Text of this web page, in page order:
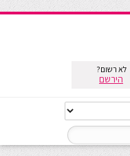
לא רשום?
הירשם